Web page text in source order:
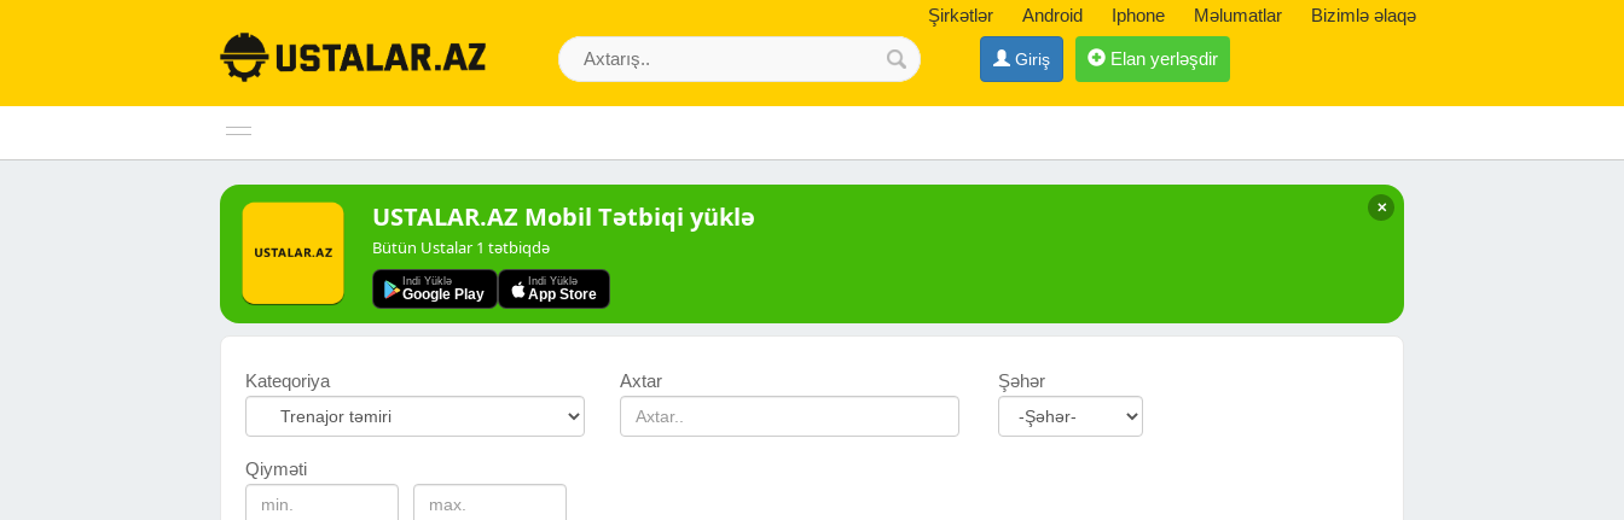
Şirkətlər Android Iphone Məlumatlar Bizimlə əlaqə
Giriş Elan yerləşdir
✕
USTALAR.AZ Mobil Tətbiqi yüklə
Bütün Ustalar 1 tətbiqdə
Indi Yüklə
Google Play
Indi Yüklə
App Store
Kateqoriya Axtar Şəhər
Qiyməti